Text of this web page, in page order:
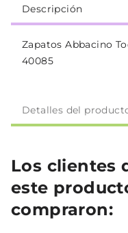
Descripción
Zapatos Abbacino
40085
Detalles del
Los clientes
este
compraron: